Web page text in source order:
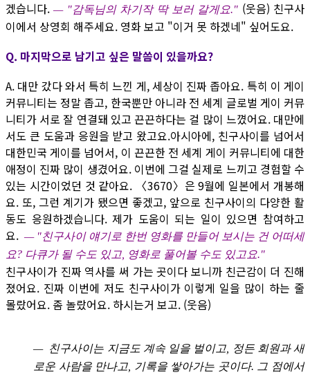
겠습니다.— "감독님의 차기작 딱 보러 갈게요." (웃음) 친구사
이에서 상영회 해주세요. 영화 보고 "이거 못 하겠네" 싶어도요.
Q. 마지막으로 남기고 싶은 말씀이 있을까요?
A. 대만 갔다 와서 특히 느낀 게, 세상이 진짜 좁아요. 특히 이 게이
커뮤니티는 정말 좁고, 한국뿐만 아니라 전 세계 글로벌 게이 커뮤
니티가 서로 잘 연결돼 있고 끈끈하다는 걸 많이 느꼈어요. 대만에
서도 큰 도움과 응원을 받고 왔고요.아시아에, 친구사이를 넘어서
대한민국 게이를 넘어서, 이 끈끈한 전 세계 게이 커뮤니티에 대한
애정이 진짜 많이 생겼어요. 이번에 그걸 실제로 느끼고 경험할 수
있는 시간이었던 것 같아요. 〈3670〉은 9월에 일본에서 개봉해
요. 또, 그런 계기가 됐으면 좋겠고, 앞으로 친구사이의 다양한 활
동도 응원하겠습니다. 제가 도움이 되는 일이 있으면 참여하고
요. — "친구사이 얘기로 한번 영화를 만들어 보시는 건 어떠세
요? 다큐가 될 수도 있고, 영화로 풀어볼 수도 있고요."
친구사이가 진짜 역사를 써 가는 곳이다 보니까 친근감이 더 진해
졌어요. 진짜 이번에 저도 친구사이가 이렇게 일을 많이 하는 줄
몰랐어요. 좀 놀랐어요. 하시는거 보고. (웃음)
— 친구사이는 지금도 계속 일을 벌이고, 정든 회원과 새
로운 사람을 만나고, 기록을 쌓아가는 곳이다. 그 점에서